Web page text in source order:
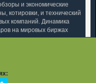
и экономические
котировки, и технический
компаний. Динамика
на мировых биржах